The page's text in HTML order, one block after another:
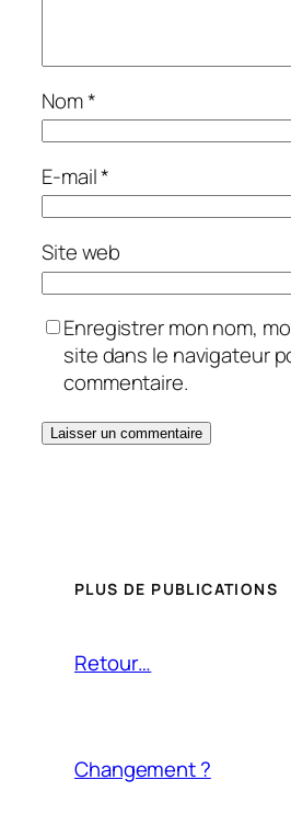
Nom*
E-mail*
Site web
Enregistrer mon nom,
site dans le navigateur
commentaire.
PLUS DE PUBLICATIONS
Retour…
Changement ?